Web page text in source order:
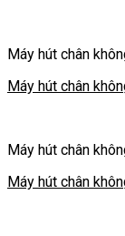
Máy hút chân
Máy hút chân
Máy hút chân
Máy hút chân